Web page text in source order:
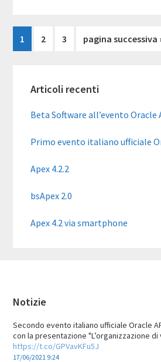
Pagina
1 Pagina
2 Pagina
3
Vai
pagina successiva
laterale
primaria
Articoli recenti
Beta Software all’evento Oracle
Primo evento italiano ufficiale
Apex 4.2.2
bsApex 2.0
Apex 4.2 via smartphone
Footer
Notizie
Secondo evento italiano ufficiale Oracle
con la presentazione "L’organizzazione
https://t.co/GPVavKFu5J
17/06/2021 9:24